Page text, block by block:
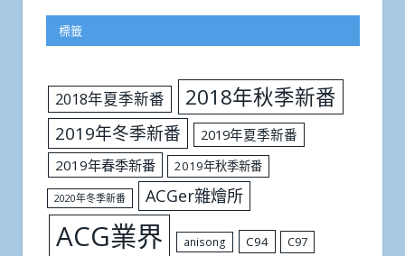
標籤
2018年夏季新番 2018年秋季新番
2019年冬季新番
2019年夏季新番
2019年春季新番
2019年秋季新番
2020年冬季新番 ACGer雜燴所
ACG業界 anisong C94 C97